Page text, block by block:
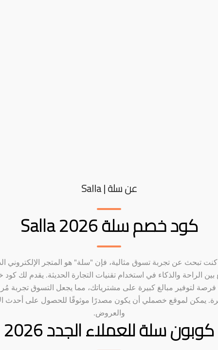
عن سلة | Salla
كود خصم سلة Salla 2026
كنت تبحث عن تجربة تسوق مثالية، فإن "سلة" هو المتجر الإلكتروني
بين الراحة والذكاء في استخدام تقنيات التجارة الحديثة. يقدم لك
لتوفير مبالغ كبيرة على مشترياتك، مما يجعل التسوق تجربة
يمكن لموقع خصملي أن يكون مصدرًا موثوقًا للحصول على أحدث
والعروض.
كوبون سلة للعملاء الجدد 2026